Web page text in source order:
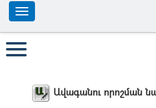
Ավագանու որոշման